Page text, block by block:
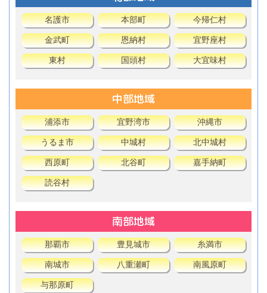
名護市 本部町 今帰仁村
金武町 恩納村 宜野座村
東村 国頭村 大宜味村
中部地域
浦添市 宜野湾市 沖縄市
うるま市 中城村 北中城村
西原町 北谷町 嘉手納町
読谷村
南部地域
那覇市 豊見城市 糸満市
南城市 八重瀬町 南風原町
与那原町